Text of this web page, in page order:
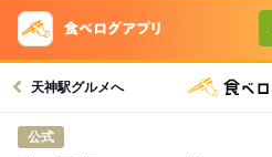
天神駅グルメへ
公式